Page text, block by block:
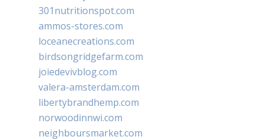
301nutritionspot.com
ammos-stores.com
loceanecreations.com
birdsongridgefarm.com
joiedevivblog.com
valera-amsterdam.com
libertybrandhemp.com
norwoodinnwi.com
neighboursmarket.com